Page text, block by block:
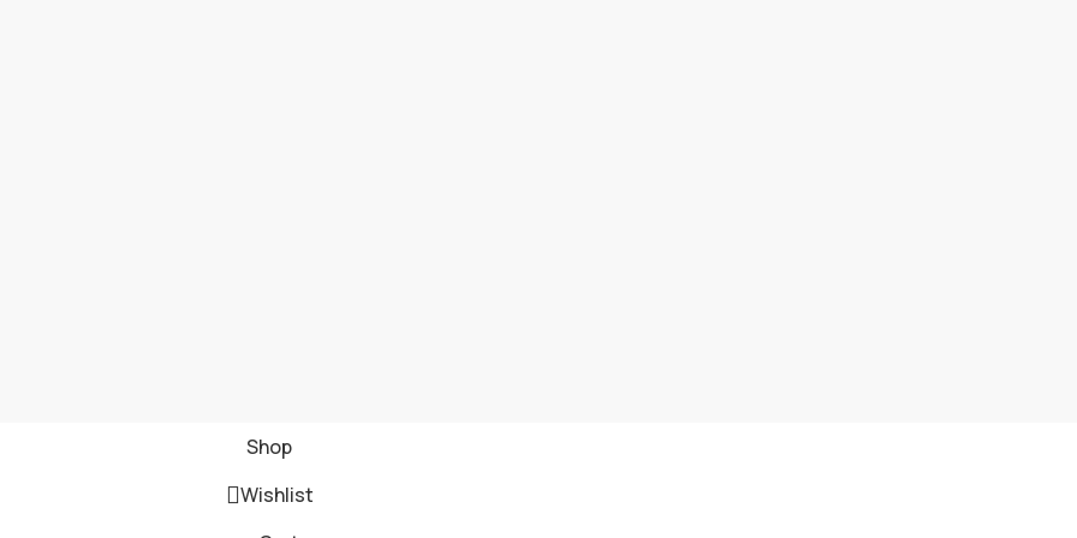
Shop
Wishlist